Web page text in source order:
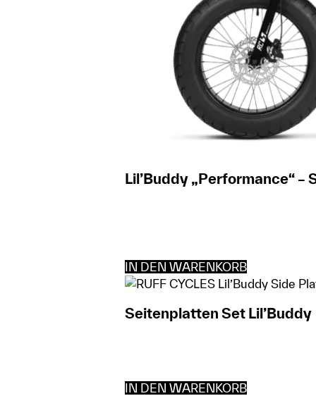
Lil’Buddy „Performance“ –
IN DEN WARENKORB
Seitenplatten Set Lil’Buddy
IN DEN WARENKORB